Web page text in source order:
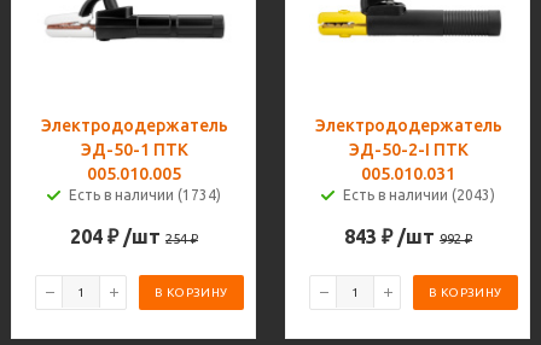
Электрододержатель
ЭД-50-1 ПТК
005.010.005
Есть в наличии (1734)
204 ₽ /шт 254₽
В КОРЗИНУ
Электрододержатель
ЭД-50-2-I ПТК
005.010.031
Есть в наличии (2043)
843 ₽ /шт 992₽
В КОРЗИНУ